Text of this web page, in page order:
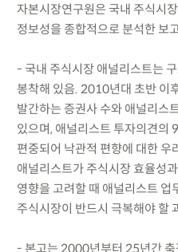
자본시장연구원은 국내 주식시
정보성을 종합적으로 분석한 보
- 국내 주식시장 애널리스트는
봉착해 있음. 2010년대 초반 이
발간하는 증권사 수와 애널리스
있으며, 애널리스트 투자의견의
편중되어 낙관적 편향에 대한 우
애널리스트가 주식시장 효율성
영향을 고려할 때 애널리스트
주식시장이 반드시 극복해야 할
- 본고는 2000년부터 25년간 축